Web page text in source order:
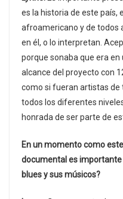
es la historia de este país,
afroamericano y de todos
en él, o lo interpretan.
porque sonaba que era
alcance del proyecto con
como si fueran artistas de
todos los diferentes
honrada de ser parte de
En un momento como
documental es importante
blues y sus músicos?